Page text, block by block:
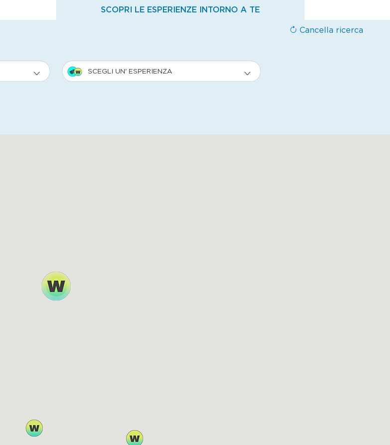
SCOPRI LE ESPERIENZE INTORNO A TE
Cancella ricerca
SCEGLI UN' ESPERIENZA